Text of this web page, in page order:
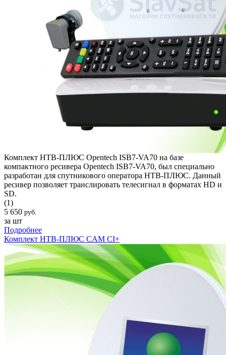
Комплект НТВ-ПЛЮС Opentech ISB7-VA70 на базе
компактного ресивера Opentech ISB7-VA70, был специально
разработан для спутникового оператора НТВ-ПЛЮС. Данный
ресивер позволяет транслировать телесигнал в форматах HD и
SD.
(1)
5 650 руб.
за шт
Подробнее
Комплект НТВ-ПЛЮС CAM CI+